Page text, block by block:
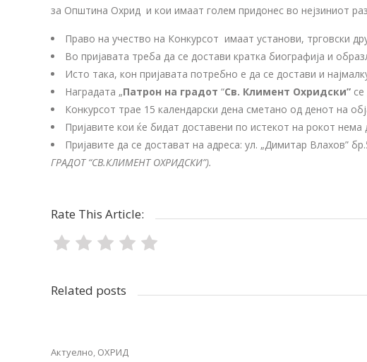
за Општина Охрид и кои имаат голем придонес во нејзиниот
Право на учество на Конкурсот имаат установи, трговски
Во пријавата треба да се достави кратка биографија и
Исто така, кон пријавата потребно е да се достави и
Наградата „Патрон на градот “Св. Климент Охридски”
Конкурсот трае 15 календарски дена сметано од денот на
Пријавите кои ќе бидат доставени по истекот на рокот нема
Пријавите да се достават на адреса: ул. „Димитар Влахов”
ГРАДОТ “СВ.КЛИМЕНТ ОХРИДСКИ”).
Rate This Article:
Related posts
Актуелно, ОХРИД